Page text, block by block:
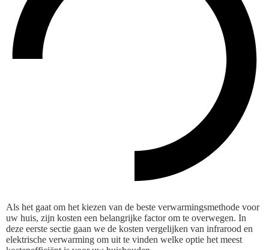
Als het gaat om het kiezen van de beste verwarmingsmethode voor
uw huis, zijn kosten een belangrijke factor om te overwegen. In
deze eerste sectie gaan we de kosten vergelijken van infrarood en
elektrische verwarming om uit te vinden welke optie het meest